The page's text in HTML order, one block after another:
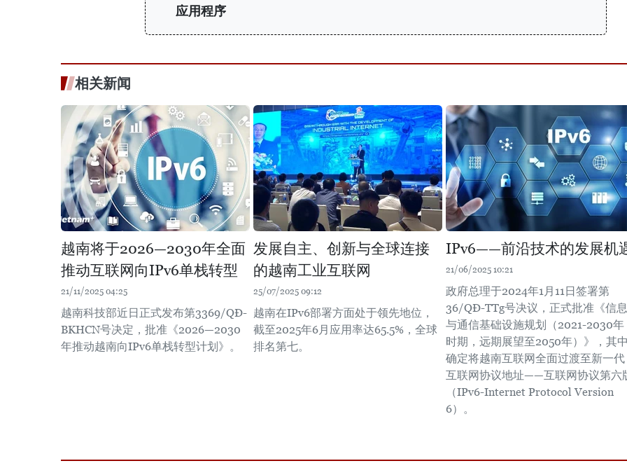
应用程序
相关新闻
越南将于2026—2030年全面
推动互联网向IPv6单栈转型
21/11/2025 04:25
越南科技部近日正式发布第3369/QĐ-
BKHCN号决定，批准《2026—2030
年推动越南向IPv6单栈转型计划》。
发展自主、创新与全球连接
的越南工业互联网
25/07/2025 09:12
越南在IPv6部署方面处于领先地位，
截至2025年6月应用率达65.5%，全球
排名第七。
IPv6——前沿技术的发展机
21/06/2025 10:21
政府总理于2024年1月11日签署第
36/QĐ-TTg号决议，正式批准《信息
与通信基础设施规划（2021-2030年
时期，远期展望至2050年）》，其
确定将越南互联网全面过渡至新一代
互联网协议地址——互联网协议第六
（IPv6-Internet Protocol Version
6）。